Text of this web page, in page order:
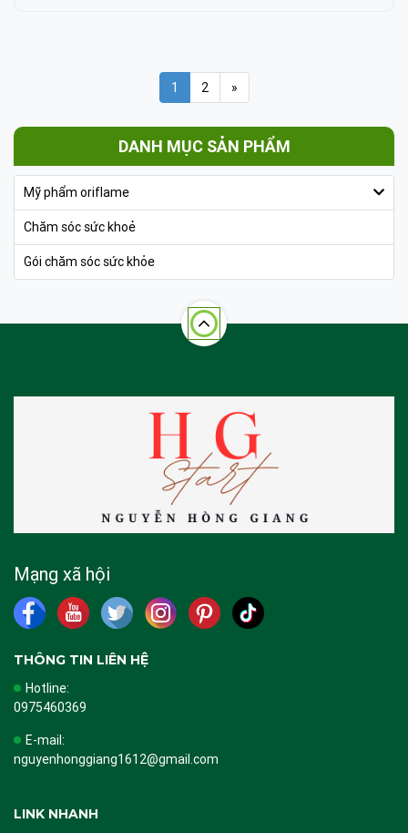
DANH MỤC SẢN PHẨM
Mỹ phẩm oriflame
Chăm sóc sức khoẻ
Gói chăm sóc sức khỏe
1 2 »
Mạng xã hội
THÔNG TIN LIÊN HỆ
Hotline:
0975460369
E-mail:
nguyenhonggiang1612@gmail.com
LINK NHANH